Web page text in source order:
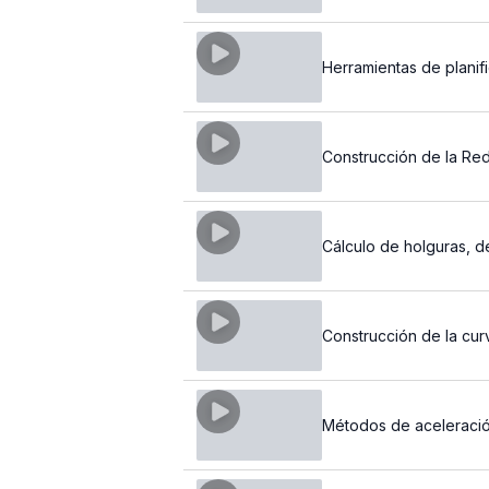
Herramientas de
Construcción de la
Cálculo de holguras,
Construcción de la
Métodos de